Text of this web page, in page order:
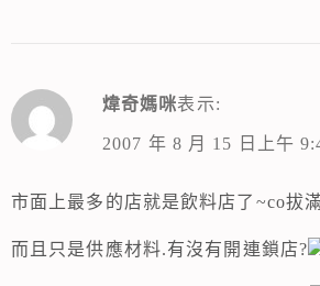
煒奇媽咪表示:
2007 年 8 月 15 日上午
市面上最多的店就是飲料店了~co拔
而且只是供應材料.有沒有開連鎖店?